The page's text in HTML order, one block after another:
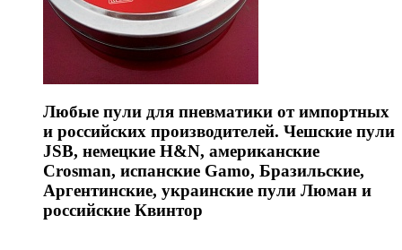
Любые пули для пневматики от импортных
и российских производителей. Чешские пули
JSB, немецкие H&N, американские
Crosman, испанские Gamo, Бразильские,
Аргентинские, украинские пули Люман и
российские Квинтор